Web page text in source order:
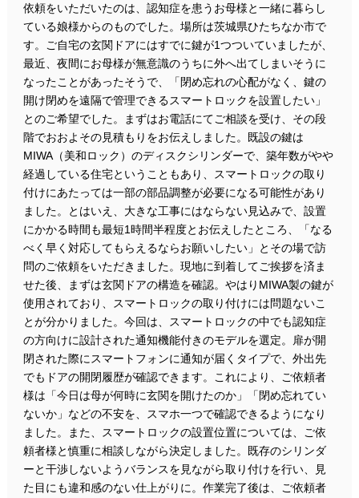
依頼をいただいたのは、認知症を患うお母様と一緒に暮らし
ている娘様からのものでした。場所は茨城県ひたちなか市で
す。ご自宅の玄関ドアにはすでに鍵が1つついていましたが、
最近、夜間にお母様が無意識のうちに外へ出てしまいそうに
なったことがあったそうで、「閉め忘れの心配がなく、鍵の
開け閉めを遠隔で管理できるスマートロックを設置したい」
とのご希望でした。まずはお電話にてご相談を受け、その段
階でおおよその見積もりをお伝えしました。既設の鍵は
MIWA（美和ロック）のディスクシリンダーで、築年数がやや
経過している住宅ということもあり、スマートロックの取り
付けにあたっては一部の部品調整が必要になる可能性があり
ました。とはいえ、大きな工事にはならない見込みで、設置
にかかる時間も最短1時間半程度とお伝えしたところ、「なる
べく早く対応してもらえるならお願いしたい」とその場で訪
問のご依頼をいただきました。現地に到着してご挨拶を済ま
せた後、まずは玄関ドアの構造を確認。やはりMIWA製の鍵が
使用されており、スマートロックの取り付けには問題ないこ
とが分かりました。今回は、スマートロックの中でも認知症
の方向けに設計された通知機能付きのモデルを選定。扉が開
閉された際にスマートフォンに通知が届くタイプで、外出先
でもドアの開閉履歴が確認できます。これにより、ご依頼者
様は「今日は母が何時に玄関を開けたのか」「閉め忘れてい
ないか」などの不安を、スマホ一つで確認できるようになり
ました。また、スマートロックの設置位置については、ご依
頼者様と慎重に相談しながら決定しました。既存のシリンダ
ーと干渉しないようバランスを見ながら取り付けを行い、見
た目にも違和感のない仕上がりに。作業完了後は、ご依頼者